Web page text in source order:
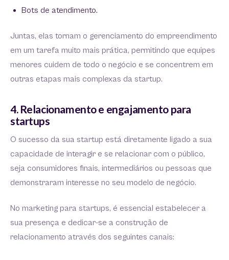
Bots de atendimento.
Juntas, elas tornam o gerenciamento do empreendimento
em um tarefa muito mais prática, permitindo que equipes
menores cuidem de todo o negócio e se concentrem em
outras etapas mais complexas da startup.
4. Relacionamento e engajamento para
startups
O sucesso da sua startup está diretamente ligado a sua
capacidade de interagir e se relacionar com o público,
seja consumidores finais, intermediários ou pessoas que
demonstraram interesse no seu modelo de negócio.
No marketing para startups, é essencial estabelecer a
sua presença e dedicar-se a construção de
relacionamento através dos seguintes canais: